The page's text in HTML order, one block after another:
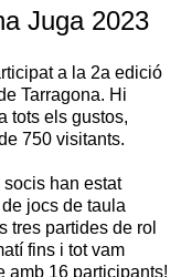
Juga 2023
a la 2a edició
Tarragona. Hi
tots els gustos,
750 visitants.
han estat
jocs de taula
tres partides de rol
fins i tot vam
amb 16 participants!